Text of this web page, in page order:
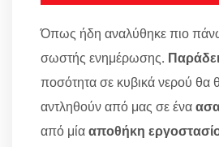
Όπως ήδη αναλύθηκε πιο
σωστής ενημέρωσης.
ποσότητα σε κυβικά νερού θα
αντληθούν από μας σε ένα
από μίααποθήκη